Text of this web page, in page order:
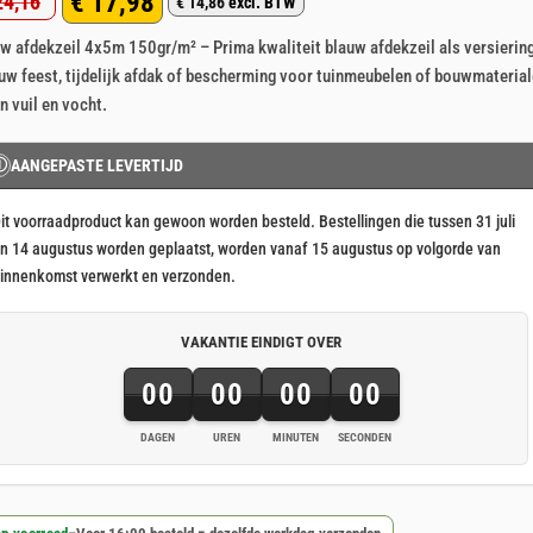
klantafdekzeil 4x5m 150gr/m² – Prima kwaliteit blauw afdekzeil als
feest, tijdelijk afdak of bescherming voor tuinmeubelen of
vuil en vocht.
AANGEPASTE LEVERTIJD
voorraadproduct kan gewoon worden besteld. Bestellingen die tussen 31 juli
14 augustus worden geplaatst, worden vanaf 15 augustus op volgorde van
verwerkt en verzonden.
VAKANTIE EINDIGT OVER
00
DAGEN
00
UREN
00
MINUTEN
00
SECONDEN